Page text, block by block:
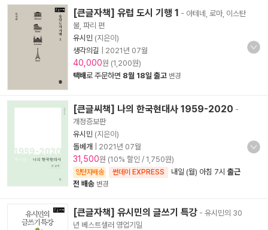
[큰글자책] 유럽 도시 기행 1 - 아테네, 로마, 이스탄
불, 파리 편
유시민 (지은이)
생각의길
2021년 07월
40,000원 (1,200원)
택배로 주문하면 8월 18일 출고 변경
[큰글씨책] 나의 한국현대사 1959-2020 -
개정증보판
유시민 (지은이)
돌베개
2021년 07월
31,500원 (10% 할인 / 1,750원)
양탄자배송 썬데이 EXPRESS 내일 (월) 아침 7시 출근
전 배송 변경
[큰글자책] 유시민의 글쓰기 특강 - 유시민의 30
년 베스트셀러 영업기밀